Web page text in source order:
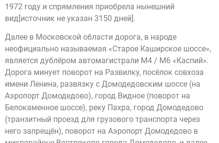
1972 году и спрямления приобрела нынешний
вид[источник не указан 3150 дней].
Далее в Московской области дорога, в народе
неофициально называемая «Старое Каширское шоссе»,
является дублёром автомагистрали М4 / M6 «Каспий».
Дорога минует поворот на Развилку, посёлок совхоза
имени Ленина, развязку с Домодедовским шоссе (на
Аэропорт Домодедово), город Видное (поворот на
Белокаменное шоссе), реку Пахра, город Домодедово
(транзитный проезд для грузового транспорта через
него запрещён), поворот на Аэропорт Домодедово в